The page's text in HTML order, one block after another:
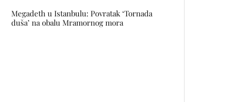
Megadeth u Istanbulu: Povratak ‘Tornada
duša’ na obalu Mramornog mora